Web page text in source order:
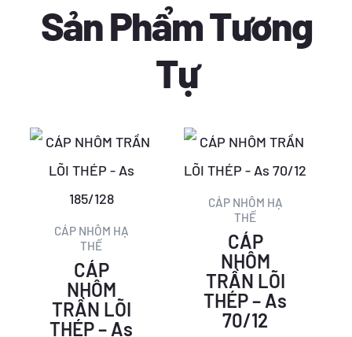
Sản Phẩm Tương
Tự
CÁP NHÔM HẠ
THẾ
CÁP
NHÔM
TRẦN LÕI
THÉP – As
Giá
gốc
là:
81.859 ₫.
Giá
hiện
tại
là:
CÁP NHÔM HẠ
THẾ
CÁP
NHÔM
TRẦN LÕI
THÉP – As
70/12
Giá
gốc
là:
77.017 ₫.
Giá
hiện
tại